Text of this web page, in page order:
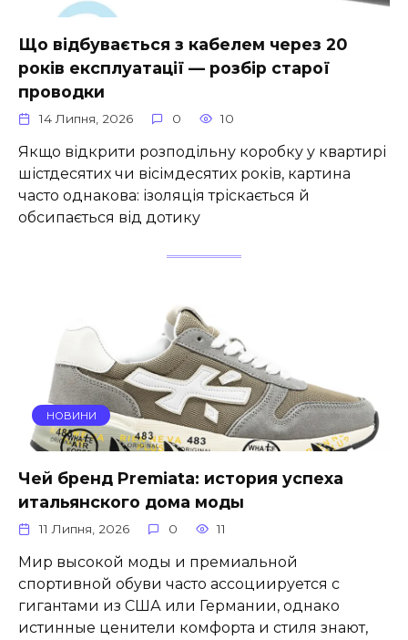
Що відбувається з кабелем через 20
років експлуатації — розбір старої
проводки
14 Липня, 2026 0 10
Якщо відкрити розподільну коробку у квартирі
шістдесятих чи вісімдесятих років, картина
часто однакова: ізоляція тріскається й
обсипається від дотику
НОВИНИ
Чей бренд Premiata: история успеха
итальянского дома моды
11 Липня, 2026 0 11
Мир высокой моды и премиальной
спортивной обуви часто ассоциируется с
гигантами из США или Германии, однако
истинные ценители комфорта и стиля знают,